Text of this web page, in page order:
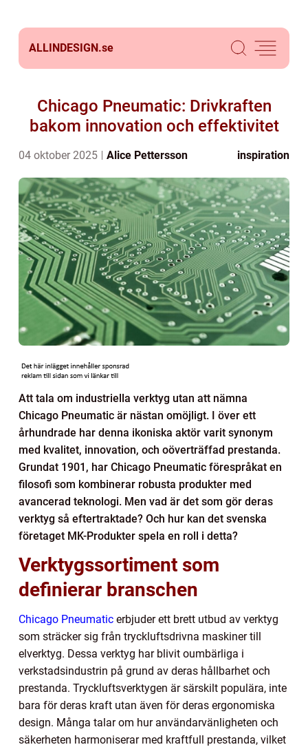
ALLINDESIGN.se
Chicago Pneumatic: Drivkraften
bakom innovation och effektivitet
04 oktober 2025 Alice Pettersson inspiration
Att tala om industriella verktyg utan att nämna
Chicago Pneumatic är nästan omöjligt. I över ett
århundrade har denna ikoniska aktör varit synonym
med kvalitet, innovation, och oöverträffad prestanda.
Grundat 1901, har Chicago Pneumatic förespråkat en
filosofi som kombinerar robusta produkter med
avancerad teknologi. Men vad är det som gör deras
verktyg så eftertraktade? Och hur kan det svenska
företaget MK-Produkter spela en roll i detta?
Verktygssortiment som
definierar branschen
Chicago Pneumatic erbjuder ett brett utbud av verktyg
som sträcker sig från tryckluftsdrivna maskiner till
elverktyg. Dessa verktyg har blivit oumbärliga i
verkstadsindustrin på grund av deras hållbarhet och
prestanda. Tryckluftsverktygen är särskilt populära, inte
bara för deras kraft utan även för deras ergonomiska
design. Många talar om hur användarvänligheten och
säkerheten harmoniserar med kraftfull prestanda, vilket